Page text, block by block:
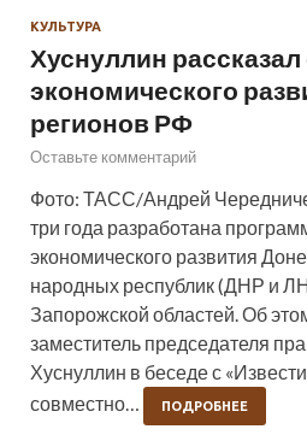
КУЛЬТУРА
Хуснуллин
экономического
регионов РФ
Оставьте комментарий
Фото: ТАСС/Андрей
три года разработана
экономического развития
народных республик (ДНР и
Запорожской областей. Об
заместитель председателя
Хуснуллин в беседе с
совместно…
ПОДРОБНЕЕ